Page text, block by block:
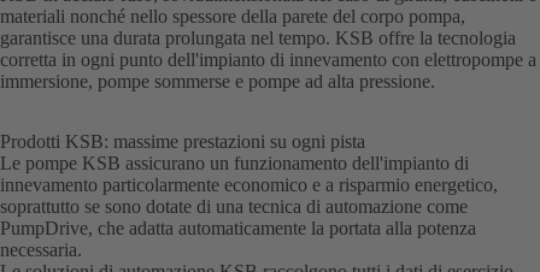
materiali nonché nello spessore della parete del corpo pompa,
garantisce una durata prolungata nel tempo. KSB offre la tecnologia
corretta in ogni punto dell'impianto di innevamento con elettropompe a
immersione, pompe sommerse e pompe ad alta pressione.
Prodotti KSB: massime prestazioni su ogni pista
Le pompe KSB assicurano un funzionamento dell'impianto di
innevamento particolarmente economico e a risparmio energetico,
soprattutto se sono dotate di una tecnica di automazione come
PumpDrive, che adatta automaticamente la portata alla potenza
necessaria.